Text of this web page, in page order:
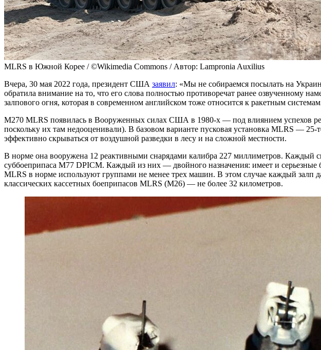
MLRS в Южной Корее / ©Wikimedia Commons / Автор: Lampronia Auxilius
Вчера, 30 мая 2022 года, президент США заявил: «Мы не собираемся посылать на
обратила внимание на то, что его слова полностью противоречат ранее озвученному
залпового огня, которая в современном английском тоже относится к ракетным
M270 MLRS появилась в Вооруженных силах США в 1980-х — под влиянием успехов
поскольку их там недооценивали). В базовом варианте пусковая установка MLRS —
эффективно скрываться от воздушной разведки в лесу и на сложной местности.
В норме она вооружена 12 реактивными снарядами калибра 227 миллиметров. Каждый
суббоеприпаса M77 DPICM. Каждый из них — двойного назначения: имеет и
MLRS в норме используют группами не менее трех машин. В этом случае каждый залп
классических кассетных боеприпасов MLRS (M26) — не более 32 километров.